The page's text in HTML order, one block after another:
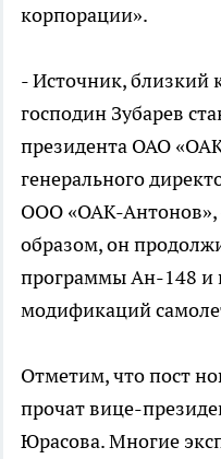
корпорации».
- Источник, близкий
господин Зубарев
президента ОАО
генерального
ООО «ОАК-Антонов»,
образом, он
программы Ан-148 и
модификаций
Отметим, что пост
прочат вице-
Юрасова. Многие